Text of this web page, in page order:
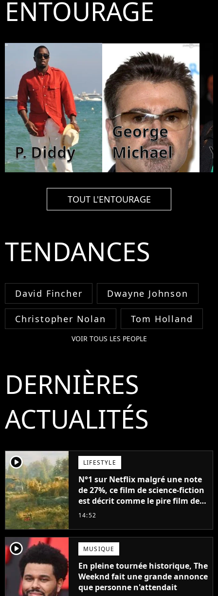
ENTOURAGE
P. Diddy
George
Michael
TOUT L'ENTOURAGE
TENDANCES
David Fincher Dwayne Johnson
Christopher Nolan Tom Holland
VOIR TOUS LES PEOPLE
DERNIÈRES
ACTUALITÉS
player2 LIFESTYLE
N°1 sur Netflix malgré une note
de 27%, ce film de science-fiction
est décrit comme le pire film de
l'été 2026
14:52
player2 MUSIQUE
En pleine tournée historique, The
Weeknd fait une grande annonce
que personne n'attendait